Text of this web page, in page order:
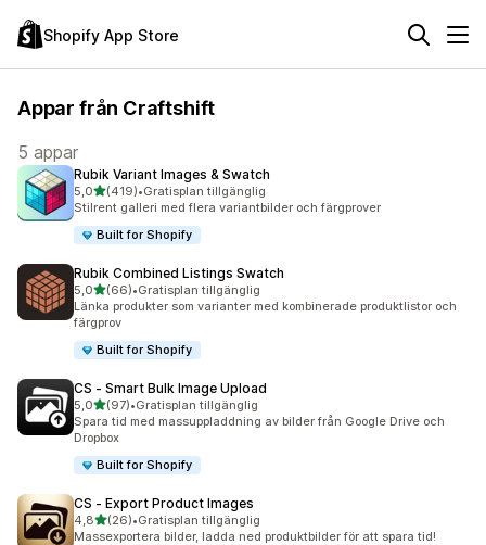
Shopify App Store
Appar från Craftshift
5 appar
Rubik Variant Images & Swatch
5,0av 5 stjärnor
(419)
419 recensioner totalt
•Gratisplan tillgänglig
Stilrent galleri med flera variantbilder och färgprover
Built for Shopify
Rubik Combined Listings Swatch
5,0av 5 stjärnor
(66)
66 recensioner totalt
•Gratisplan tillgänglig
Länka produkter som varianter med kombinerade produktlistor och
färgprov
Built for Shopify
CS ‑ Smart Bulk Image Upload
5,0av 5 stjärnor
(97)
97 recensioner totalt
•Gratisplan tillgänglig
Spara tid med massuppladdning av bilder från Google Drive och
Dropbox
Built for Shopify
CS ‑ Export Product Images
4,8av 5 stjärnor
(26)
26 recensioner totalt
•Gratisplan tillgänglig
Massexportera bilder, ladda ned produktbilder för att spara tid!